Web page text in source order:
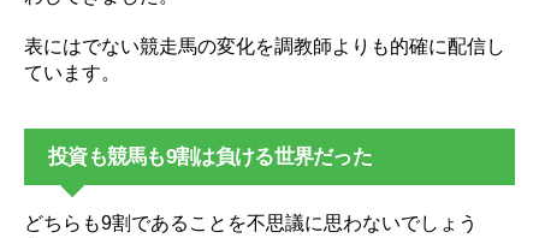
表にはでない競走馬の変化を調教師よりも的確に配信し
ています。
投資も競馬も9割は負ける世界だった
どちらも9割であることを不思議に思わないでしょう